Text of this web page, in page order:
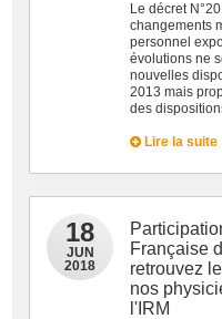
Le décret
changements
personnel
évolutions ne
nouvelles
2013 mais
des
Lire la suite
18
JUN
2018
Française
retrouvez
nos
l'IRM